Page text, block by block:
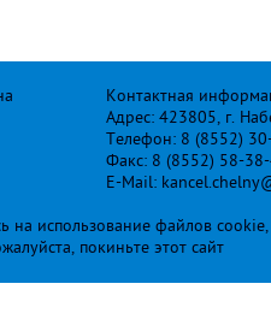
Контактная
Адрес: 423805, г.
Телефон: 8 (8552)
Факс: 8 (8552) 58-
E-Mail:
на использование файлов cookie,
покиньте этот сайт